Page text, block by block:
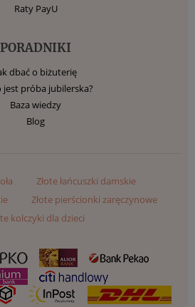
Raty PayU
PORADNIKI
dbać o biżuterię
jest próba jubilerska?
Baza wiedzy
Blog
Złote łańcuszki damskie
Złote pierścionki zaręczynowe
kolczyki dla dzieci